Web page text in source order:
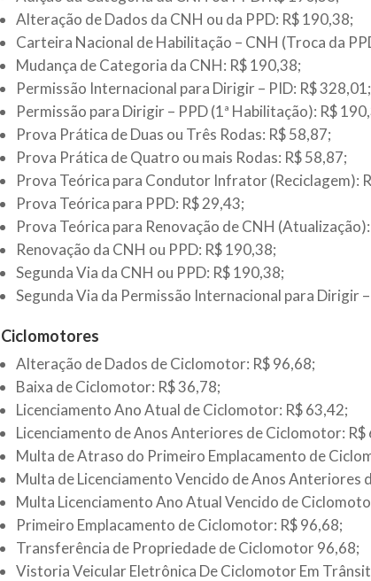
Alteração de Dados da CNH ou da PPD: R$ 190,38;
Carteira Nacional de Habilitação – CNH (Troca da
Mudança de Categoria da CNH: R$ 190,38;
Permissão Internacional para Dirigir – PID: R$ 328,01;
Permissão para Dirigir – PPD (1ª Habilitação): R$
Prova Prática de Duas ou Três Rodas: R$ 58,87;
Prova Prática de Quatro ou mais Rodas: R$ 58,87;
Prova Teórica para Condutor Infrator (Reciclagem):
Prova Teórica para PPD: R$ 29,43;
Prova Teórica para Renovação de CNH
Renovação da CNH ou PPD: R$ 190,38;
Segunda Via da CNH ou PPD: R$ 190,38;
Segunda Via da Permissão Internacional para Dirigir
Ciclomotores
Alteração de Dados de Ciclomotor: R$ 96,68;
Baixa de Ciclomotor: R$ 36,78;
Licenciamento Ano Atual de Ciclomotor: R$ 63,42;
Licenciamento de Anos Anteriores de Ciclomotor: R$
Multa de Atraso do Primeiro Emplacamento de
Multa de Licenciamento Vencido de Anos Anteriores
Multa Licenciamento Ano Atual Vencido de
Primeiro Emplacamento de Ciclomotor: R$ 96,68;
Transferência de Propriedade de Ciclomotor 96,68;
Vistoria Veicular Eletrônica De Ciclomotor Em